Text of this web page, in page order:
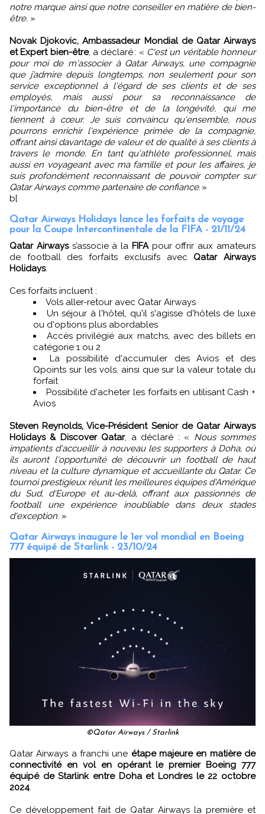
notre marque ainsi que notre conseiller en matière de bien-
être. »
Novak Djokovic, Ambassadeur Mondial de Qatar Airways
et Expert bien-être, a déclaré : « C'est un véritable honneur
pour moi de m'associer à Qatar Airways, une compagnie
que j’admire depuis longtemps, non seulement pour son
service exceptionnel à l'égard de ses clients et de ses
employés, mais aussi pour sa reconnaissance de
l'importance du bien-être et de la longévité, qui me
tiennent à cœur. Je suis convaincu qu'ensemble, nous
pourrons enrichir l'expérience primée de la compagnie,
offrant ainsi davantage de valeur et de qualité à ses clients à
travers le monde. En tant qu'athlète professionnel, mais
aussi en voyageant avec ma famille et pour les affaires, je
suis profondément reconnaissant de pouvoir compter sur
Qatar Airways comme partenaire de confiance. »
b[
Qatar Airways Holidays lance les forfaits de voyage
pour la Coupe Intercontinentale de la FIFA - 21/11/24
Qatar Airwayss’associe à la FIFA pour offrir aux amateurs
de football des forfaits exclusifs avec Qatar Airways
Holidays.
Ces forfaits incluent :
Vols aller-retour avec Qatar Airways
Un séjour à l'hôtel, qu'il s'agisse d'hôtels de luxe
ou d'options plus abordables
Accès privilégié aux matchs, avec des billets en
catégorie 1 ou 2
La possibilité d'accumuler des Avios et des
Qpoints sur les vols, ainsi que sur la valeur totale du
forfait
Possibilité d'acheter les forfaits en utilisant Cash +
Avios
Steven Reynolds, Vice-Président Senior de Qatar Airways
Holidays & Discover Qatar, a déclaré : « Nous sommes
impatients d'accueillir à nouveau les supporters à Doha, où
ils auront l'opportunité de découvrir un football de haut
niveau et la culture dynamique et accueillante du Qatar. Ce
tournoi prestigieux réunit les meilleures équipes d'Amérique
du Sud, d'Europe et au-delà, offrant aux passionnés de
football une expérience inoubliable dans deux stades
d'exception. »
Qatar Airways inaugure le 1er vol mondial en Boeing
777 équipé de Starlink - 23/10/24
©Qatar Airways / Starlink
Qatar Airways a franchi une étape majeure en matière de
connectivité en vol en opérant le premier Boeing 777
équipé de Starlink entre Doha et Londres le 22 octobre
2024.
Ce développement fait de Qatar Airways la première et